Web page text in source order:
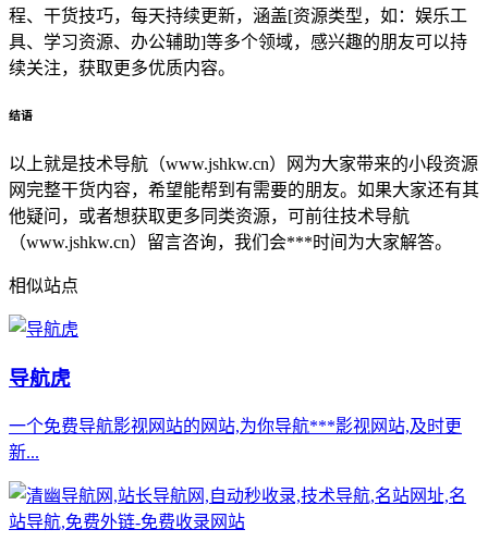
程、干货技巧，每天持续更新，涵盖[资源类型，如：娱乐工
具、学习资源、办公辅助]等多个领域，感兴趣的朋友可以持
续关注，获取更多优质内容。
结语
以上就是技术导航（www.jshkw.cn）网为大家带来的小段资源
网完整干货内容，希望能帮到有需要的朋友。如果大家还有其
他疑问，或者想获取更多同类资源，可前往技术导航
（www.jshkw.cn）留言咨询，我们会***时间为大家解答。
相似站点
导航虎
一个免费导航影视网站的网站,为你导航***影视网站,及时更
新...